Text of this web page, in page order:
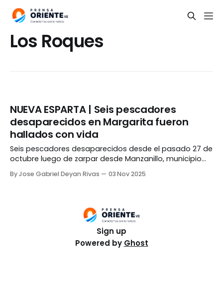
Los Roques
NUEVA ESPARTA | Seis pescadores
desaparecidos en Margarita fueron
hallados con vida
Seis pescadores desaparecidos desde el pasado 27 de
octubre luego de zarpar desde Manzanillo, municipio
hallados con vida cerca de Los Roques. El grupo fue
By Jose Gabriel Deyan Rivas 03 Nov 2025
Sign up
Powered by Ghost